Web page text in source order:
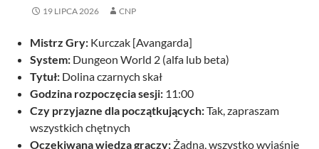
19 LIPCA 2026 CNP
Mistrz Gry: Kurczak [Avangarda]
System: Dungeon World 2 (alfa lub beta)
Tytuł: Dolina czarnych skał
Godzina rozpoczęcia sesji: 11:00
Czy przyjazne dla początkujących:Tak, zapraszam
wszystkich chętnych
Oczekiwana wiedza graczy: Żadna, wszystko wyjaśnię